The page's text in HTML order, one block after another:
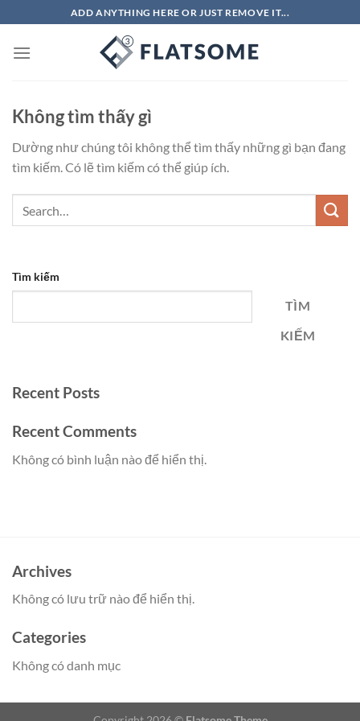
qua
nội
ADD ANYTHING HERE OR JUST REMOVE IT...
Không tìm thấy gì
Dường như chúng tôi không thể tìm thấy những gì bạn đang
tìm kiếm. Có lẽ tìm kiếm có thể giúp ích.
Tìm kiếm
TÌM
KIẾM
Recent Posts
Recent Comments
Không có bình luận nào để hiển thị.
Archives
Không có lưu trữ nào để hiển thị.
Categories
Không có danh mục